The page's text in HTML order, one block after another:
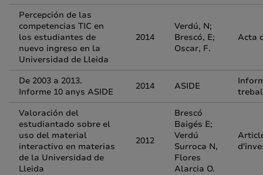
Percepción de las
competencias TIC en
los estudiantes de
nuevo ingreso en la
Universidad de Lleida
2014
Verdú, N;
Brescó, E;
Oscar, F.
Acta
De 2003 a 2013.
Informe 10 anys ASIDE
2014 ASIDE
Valoración del
estudiantado sobre el
uso del material
interactivo en materias
de la Universidad de
Lleida
2012
Brescó
Baigés E;
Verdú
Surroca N,
Flores
Alarcia O.